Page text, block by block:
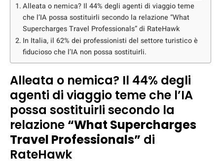
Alleata o nemica? Il 44% degli agenti di viaggio teme
che l’IA possa sostituirli secondo la relazione “What
Supercharges Travel Professionals” di RateHawk
In Italia, il 62% dei professionisti del settore turistico è
fiducioso che l’IA non possa sostituirli.
Alleata o nemica? Il 44% degli
agenti di viaggio teme che l’IA
possa sostituirli secondo la
relazione “What Supercharges
Travel Professionals” di
RateHawk